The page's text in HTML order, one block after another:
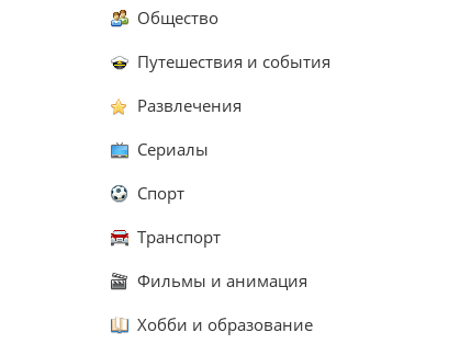
Общество
Путешествия и события
Развлечения
Сериалы
Спорт
Транспорт
Фильмы и анимация
Хобби и образование